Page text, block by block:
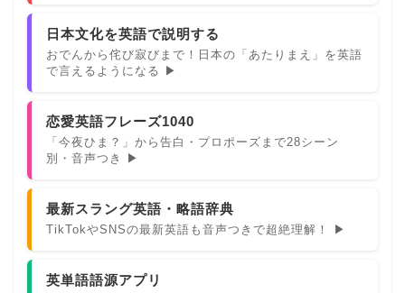
日本文化を英語で説明する
おでんから侘び寂びまで！日本の「あたりまえ」を英語
で言えるようになる ▶
恋愛英語フレーズ1040
「今夜ひま？」から告白・プロポーズまで28シーン
別・音声つき ▶
最新スラング英語・略語辞典
TikTokやSNSの最新英語も音声つきで超絶理解！ ▶
英単語語源アプリ